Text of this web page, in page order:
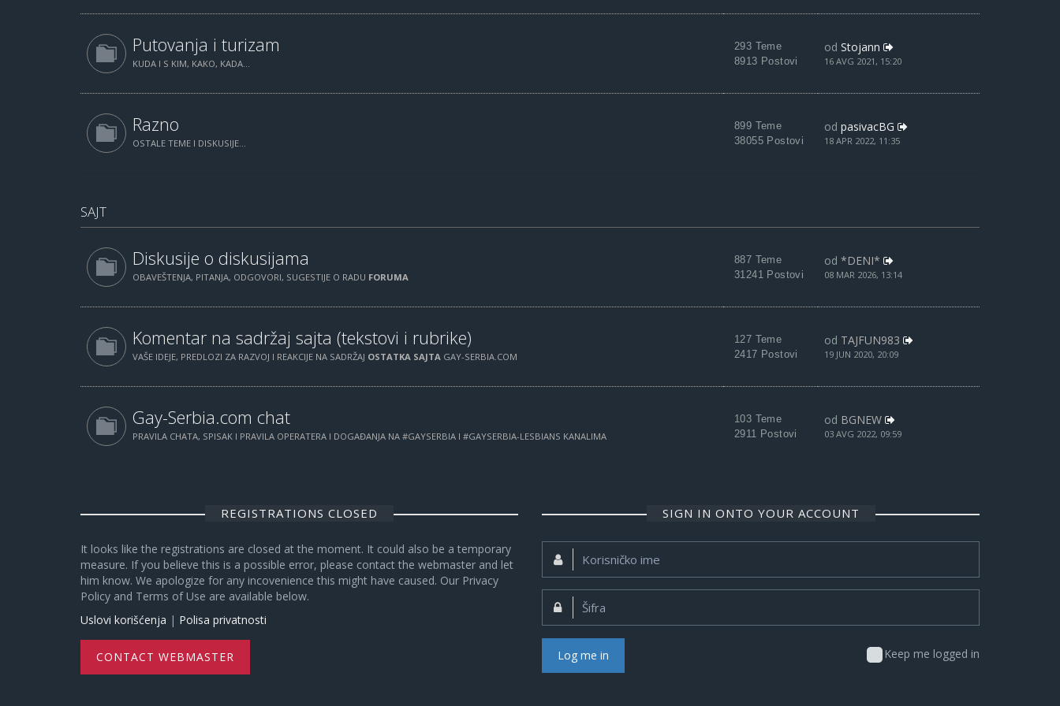
Putovanja i turizam
KUDA I S KIM, KAKO, KADA...
293 Teme
8913 Postovi
od Stojann
16 AVG 2021, 15:20
Razno
OSTALE TEME I DISKUSIJE...
899 Teme
38055 Postovi
od pasivacBG
18 APR 2022, 11:35
SAJT
Diskusije o diskusijama
OBAVEŠTENJA, PITANJA, ODGOVORI, SUGESTIJE O RADU FORUMA
887 Teme
31241 Postovi
od *DENI*
08 MAR 2026, 13:14
Komentar na sadržaj sajta (tekstovi i rubrike)
VAŠE IDEJE, PREDLOZI ZA RAZVOJ I REAKCIJE NA SADRŽAJ OSTATKA SAJTA GAY-SERBIA.COM
127 Teme
2417 Postovi
od TAJFUN983
19 JUN 2020, 20:09
Gay-Serbia.com chat
PRAVILA CHATA, SPISAK I PRAVILA OPERATERA I DOGAĐANJA NA #GAYSERBIA I #GAYSERBIA-LESBIANS KANALIMA
103 Teme
2911 Postovi
od BGNEW
03 AVG 2022, 09:59
REGISTRATIONS CLOSED
It looks like the registrations are closed at the moment. It could also be a temporary
measure. If you believe this is a possible error, please contact the webmaster and let
him know. We apologize for any incovenience this might have caused. Our Privacy
Policy and Terms of Use are available below.
Uslovi korišćenja | Polisa privatnosti
CONTACT WEBMASTER
SIGN IN ONTO YOUR ACCOUNT
Korisničko
Šifra:
Keep me logged in
Log me in